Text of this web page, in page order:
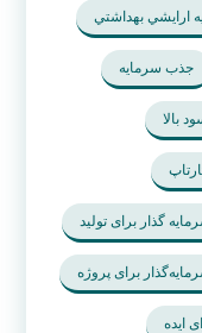
ارايشي بهداشتي
جذب سرمایه
بالا
گذار برای تولید
برای پروژه
ایده